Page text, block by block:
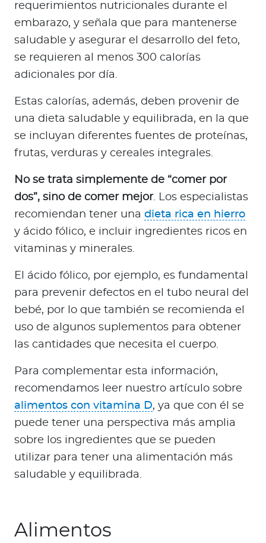
requerimientos nutricionales durante el
embarazo, y señala que para mantenerse
saludable y asegurar el desarrollo del feto,
se requieren al menos 300 calorías
adicionales por día.
Estas calorías, además, deben provenir de
una dieta saludable y equilibrada, en la que
se incluyan diferentes fuentes de proteínas,
frutas, verduras y cereales integrales.
No se trata simplemente de “comer por
dos”, sino de comer mejor. Los especialistas
recomiendan tener una dieta rica en hierro
y ácido fólico, e incluir ingredientes ricos en
vitaminas y minerales.
El ácido fólico, por ejemplo, es fundamental
para prevenir defectos en el tubo neural del
bebé, por lo que también se recomienda el
uso de algunos suplementos para obtener
las cantidades que necesita el cuerpo.
Para complementar esta información,
recomendamos leer nuestro artículo sobre
alimentos con vitamina D, ya que con él se
puede tener una perspectiva más amplia
sobre los ingredientes que se pueden
utilizar para tener una alimentación más
saludable y equilibrada.
Alimentos